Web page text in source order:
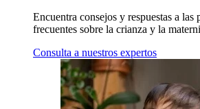
Encuentra consejos y respuestas a las
frecuentes sobre la crianza y la
Consulta a nuestros expertos